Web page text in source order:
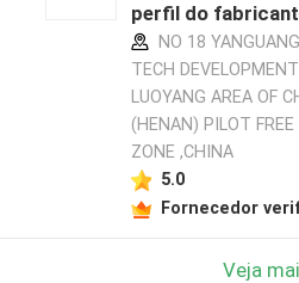
perfil do
NO 18
TECH
LUOYANG AREA OF
(HENAN) PILOT FREE
ZONE ,CHINA
5.0
Fornecedor
Veja